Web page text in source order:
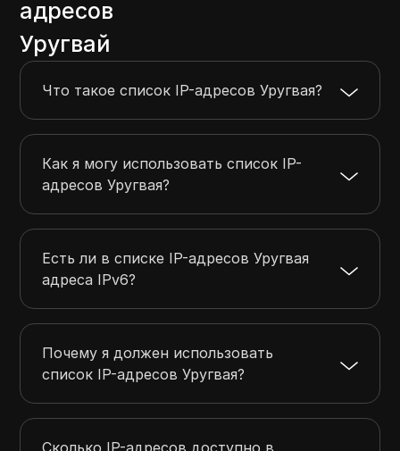
190.108.0.0
190.112.52.0
190.137.161.0
190.137.161.255
256
190.0.128.0
190.0.159.255 8192
адресов
Уругвай
Что такое список IP-адресов Уругвая?
Как я могу использовать список IP-
адресов Уругвая?
Есть ли в списке IP-адресов Уругвая
адреса IPv6?
Почему я должен использовать
список IP-адресов Уругвая?
Сколько IP-адресов доступно в